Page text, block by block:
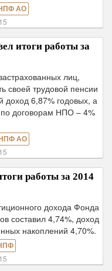
АО
итоги работы за
лиц,
своей трудовой пенсии
доход 6,87% годовых, а
по договорам НПО – 4%
АО
работы за 2014
дохода Фонда
составил 4,74%, доход
накоплений 4,70%.